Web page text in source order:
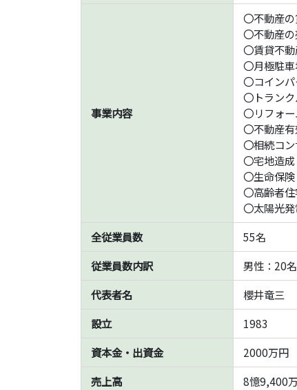
事業内容
〇不動産
〇不動産
〇賃貸不
〇月極駐
〇コイン
〇トラン
〇リフォ
〇不動産
〇相続コ
〇宅地造
〇生命保
〇高齢者
〇太陽光
全従業員数
55名
従業員数内訳
男性：20
代表者名
櫻井竜三
設立
1983
資本金・出資金
2000万円
売上高
8憶9,400